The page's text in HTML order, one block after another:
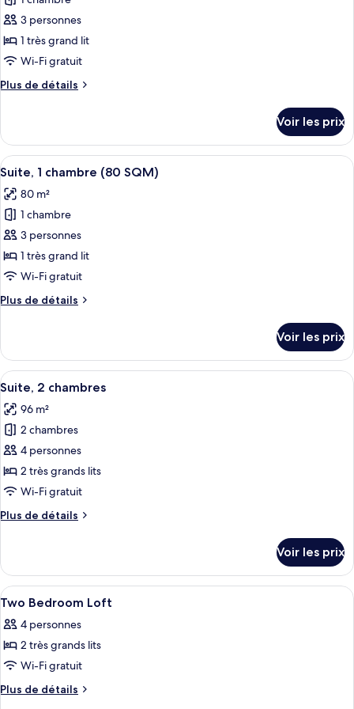
(King/Twin))
pour
ce
type
chambre :
chambre
(70
SQM)
3 personnes
1 très grand lit
Wi-Fi gratuit
Plus de détails
Plus
le
type
de
Suite,
(70
SQM)
Voir les prix
Afficher
toutes
les
photos
pour
ce
type
chambre :
chambre
(80
SQM)
Une chambre d’hôtel moderne
1
Suite, 1 chambre (80 SQM)
80 m²
1 chambre
3 personnes
1 très grand lit
Wi-Fi gratuit
Plus de détails
Plus
le
type
de
Suite,
(80
SQM)
Voir les prix
Afficher
toutes
les
photos
pour
ce
type
chambre :
chambres
Cafetière/bouilloire, four, bouilloire
1
Suite, 2 chambres
96 m²
2 chambres
4 personnes
2 très grands lits
Wi-Fi gratuit
Plus de détails
Plus
le
type
de
Suite,
2
Voir les prix
Afficher
toutes
les
photos
pour
ce
Literie de qualité supérieure, couette
4
Two Bedroom Loft
4 personnes
2 très grands lits
Wi-Fi gratuit
Plus de détails
Plus